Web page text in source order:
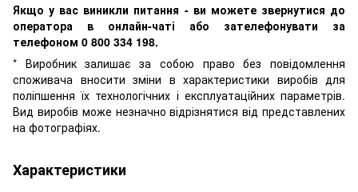
Якщо у вас виникли питання - ви можете звернутися до
оператора в онлайн-чаті або зателефонувати за
телефоном 0 800 334 198.
* Виробник залишає за собою право без повідомлення
споживача вносити зміни в характеристики виробів для
поліпшення їх технологічних і експлуатаційних параметрів.
Вид виробів може незначно відрізнятися від представлених
на фотографіях.
Характеристики